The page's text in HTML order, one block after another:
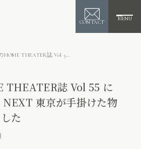
CONTACT
MENU
THEATER誌 Vol 55 に
東京が手掛けた物
た